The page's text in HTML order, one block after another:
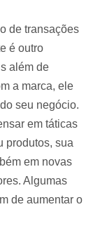
de transações
é outro
além de
a marca, ele
seu negócio.
em táticas
produtos, sua
em novas
Algumas
de aumentar o